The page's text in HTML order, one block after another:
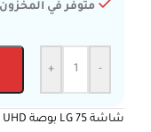
متوفر في المخزون
-
+